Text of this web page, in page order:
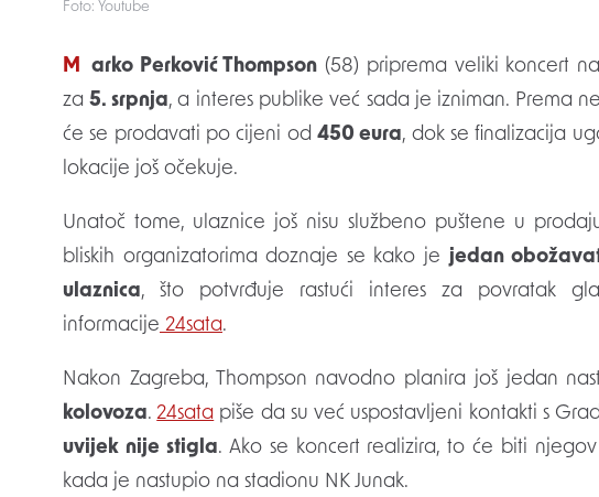
Foto: Youtube
Marko Perković Thompson (58) priprema veliki koncert
za5. srpnja, a interes publike već sada je izniman. Prema
će se prodavati po cijeni od 450 eura, dok se finalizacija
lokacije još očekuje.
Unatoč tome, ulaznice još nisu službeno puštene u
bliskih organizatorima doznaje se kako je jedan
ulaznica, što potvrđuje rastući interes za povratak
informacije 24sata.
Nakon Zagreba, Thompson navodno planira još jedan
kolovoza.24sata piše da su već uspostavljeni kontakti s
uvijek nije stigla. Ako se koncert realizira, to će biti
kada je nastupio na stadionu NK Junak.